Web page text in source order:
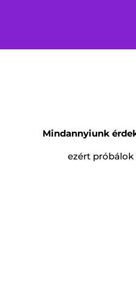
Mindannyiunk
ezért